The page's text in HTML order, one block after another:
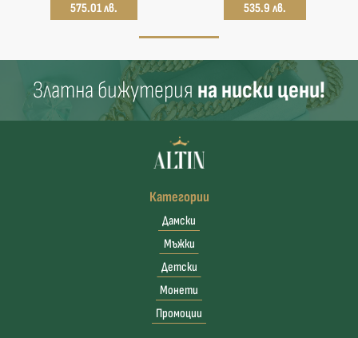
575.01 лв.
535.9 лв.
Златна бижутерия на ниски цени!
Категории
Дамски
Мъжки
Детски
Монети
Промоции